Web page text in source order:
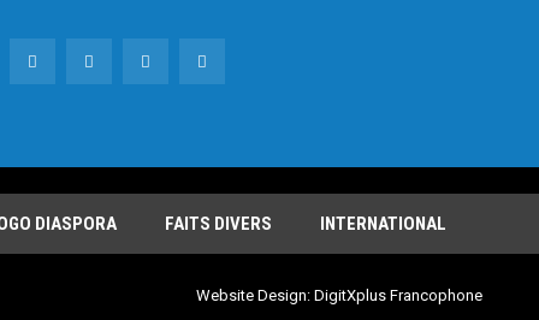
DIASPORA FAITS DIVERS INTERNATIONAL
Website Design: DigitXplus Francophone